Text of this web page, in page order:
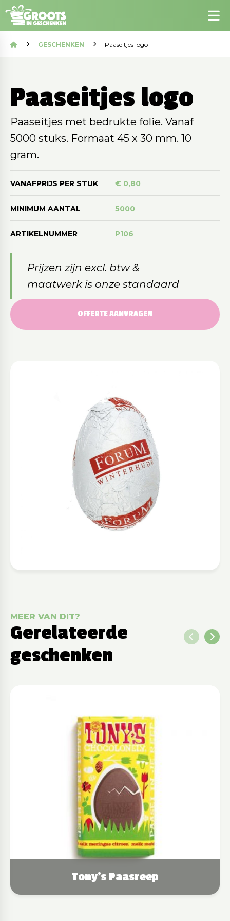
GESCHENKEN Paaseitjes logo
Paaseitjes logo
Paaseitjes met bedrukte folie. Vanaf
5000 stuks. Formaat 45 x 30 mm. 10
gram.
VANAFPRIJS PER STUK € 0,80
MINIMUM AANTAL 5000
ARTIKELNUMMER P106
Prijzen zijn excl. btw &
maatwerk is onze standaard
OFFERTE AANVRAGEN
MEER VAN DIT?
Gerelateerde
geschenken
Tony's Paasreep